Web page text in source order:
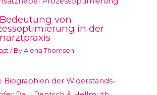
von
in der
/ By Alena Thomsen